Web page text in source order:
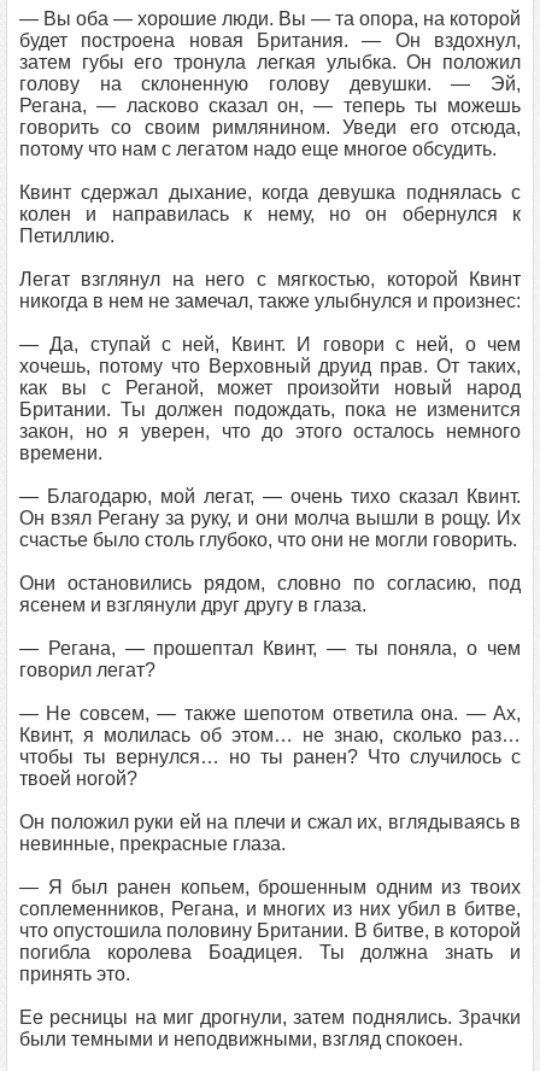
— Вы оба — хорошие люди. Вы — та опора, на которой
будет построена новая Британия. — Он вздохнул,
затем губы его тронула легкая улыбка. Он положил
голову на склоненную голову девушки. — Эй,
Регана, — ласково сказал он, — теперь ты можешь
говорить со своим римлянином. Уведи его отсюда,
потому что нам с легатом надо еще многое обсудить.
Квинт сдержал дыхание, когда девушка поднялась с
колен и направилась к нему, но он обернулся к
Петиллию.
Легат взглянул на него с мягкостью, которой Квинт
никогда в нем не замечал, также улыбнулся и произнес:
— Да, ступай с ней, Квинт. И говори с ней, о чем
хочешь, потому что Верховный друид прав. От таких,
как вы с Реганой, может произойти новый народ
Британии. Ты должен подождать, пока не изменится
закон, но я уверен, что до этого осталось немного
времени.
— Благодарю, мой легат, — очень тихо сказал Квинт.
Он взял Регану за руку, и они молча вышли в рощу. Их
счастье было столь глубоко, что они не могли говорить.
Они остановились рядом, словно по согласию, под
ясенем и взглянули друг другу в глаза.
— Регана, — прошептал Квинт, — ты поняла, о чем
говорил легат?
— Не совсем, — также шепотом ответила она. — Ах,
Квинт, я молилась об этом… не знаю, сколько раз…
чтобы ты вернулся… но ты ранен? Что случилось с
твоей ногой?
Он положил руки ей на плечи и сжал их, вглядываясь в
невинные, прекрасные глаза.
— Я был ранен копьем, брошенным одним из твоих
соплеменников, Регана, и многих из них убил в битве,
что опустошила половину Британии. В битве, в которой
погибла королева Боадицея. Ты должна знать и
принять это.
Ее ресницы на миг дрогнули, затем поднялись. Зрачки
были темными и неподвижными, взгляд спокоен.